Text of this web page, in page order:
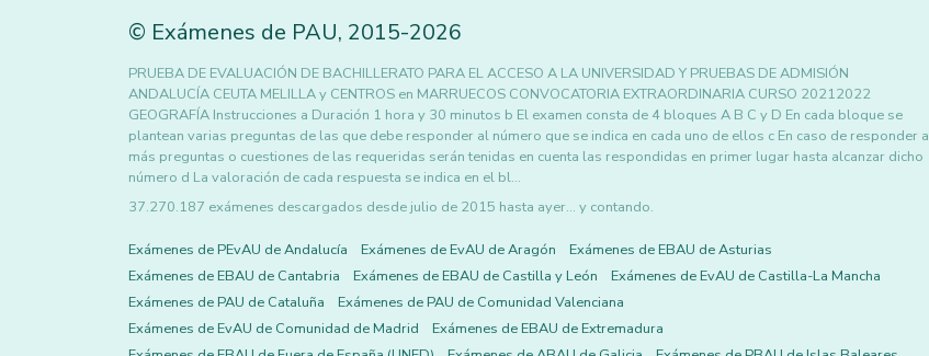
© Exámenes de PAU, 2015-2026
PRUEBA DE EVALUACIÓN DE BACHILLERATO PARA EL ACCESO A LA UNIVERSIDAD Y PRUEBAS DE ADMISIÓN
ANDALUCÍA CEUTA MELILLA y CENTROS en MARRUECOS CONVOCATORIA EXTRAORDINARIA CURSO 20212022
GEOGRAFÍA Instrucciones a Duración 1 hora y 30 minutos b El examen consta de 4 bloques A B C y D En cada bloque se
plantean varias preguntas de las que debe responder al número que se indica en cada uno de ellos c En caso de responder a
más preguntas o cuestiones de las requeridas serán tenidas en cuenta las respondidas en primer lugar hasta alcanzar dicho
número d La valoración de cada respuesta se indica en el bl…
37.270.187 exámenes descargados desde julio de 2015 hasta ayer... y contando.
Exámenes de PEvAU de Andalucía Exámenes de EvAU de Aragón
Exámenes de EBAU de Asturias
Exámenes de EBAU de Cantabria
Exámenes de EBAU de Castilla y León
Exámenes de EvAU de Castilla-La Mancha
Exámenes de PAU de Cataluña
Exámenes de PAU de Comunidad Valenciana
Exámenes de EvAU de Comunidad de Madrid
Exámenes de EBAU de Extremadura